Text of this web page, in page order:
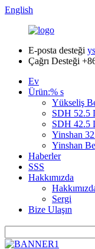
English
E-posta desteği
Çağrı Desteği
Ev
Ürün:% s
Yükseliş
SDH 52.5
SDH 42.5
Yinshan
Yinshan
Haberler
SSS
Hakkımızda
Sergi
Bize Ulaşın